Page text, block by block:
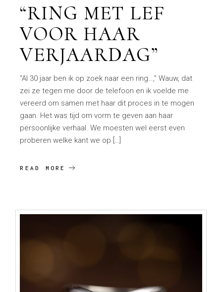
“RING MET LEF
VOOR HAAR
VERJAARDAG”
“Al 30 jaar ben ik op zoek naar een ring…,” Wauw, dat
zei ze tegen me door de telefoon en ik voelde me
vereerd om samen met haar dit proces in te mogen
gaan. Het was tijd om vorm te geven aan haar
persoonlijke verhaal. We moesten wel eerst even
proberen welke kant we op […]
READ MORE